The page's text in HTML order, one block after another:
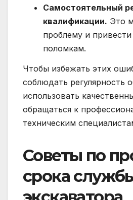
Самостоятельный
квалификации. Это
проблему и
поломкам.
Чтобы избежать этих
соблюдать регулярность
использовать
обращаться к
техническим
Советы по
срока